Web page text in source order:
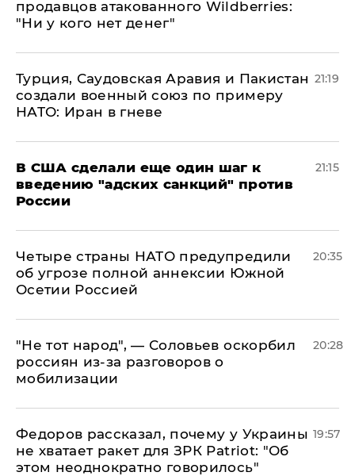
продавцов атакованного Wildberries:
"Ни у кого нет денег"
Турция, Саудовская Аравия и Пакистан
создали военный союз по примеру
НАТО: Иран в гневе
21:19
В США сделали еще один шаг к
введению "адских санкций" против
России
21:15
Четыре страны НАТО предупредили
об угрозе полной аннексии Южной
Осетии Россией
20:35
​"Не тот народ", — Соловьев оскорбил
россиян из-за разговоров о
мобилизации
20:28
Федоров рассказал, почему у Украины
не хватает ракет для ЗРК Patriot: "Об
этом неоднократно говорилось"
19:57